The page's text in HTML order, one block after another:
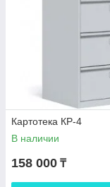
Картотека КР-4
В наличии
158 000 ₸